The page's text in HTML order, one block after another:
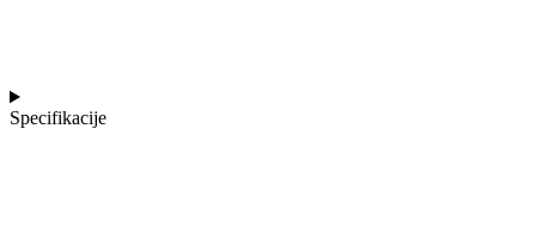
Specifikacije